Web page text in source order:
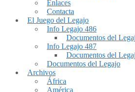
Enlaces
Contacta
El Juego del Legajo
Info Legajo 486
Documentos del
Info Legajo 487
Documentos del
Documentos del Legajo
Archivos
África
América